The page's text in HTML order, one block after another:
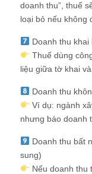
doanh thu”, thuế
loại bỏ nếu không
Doanh thu
Thuế dùng
liệu giữa tờ khai và
Doanh thu
Ví dụ: ngành
nhưng báo doanh
Doanh thu bất
sung)
Nếu doanh thu